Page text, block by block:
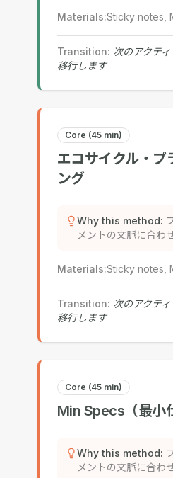
Materials:Sticky notes,
Transition: 次のアクテ
移行します
Core (45 min)
エコサイクル・プ
ング
Why this method:
メントの文脈に合わ
Materials:Sticky notes,
Transition: 次のアクテ
移行します
Core (45 min)
Min Specs（最小
Why this method:
メントの文脈に合わ